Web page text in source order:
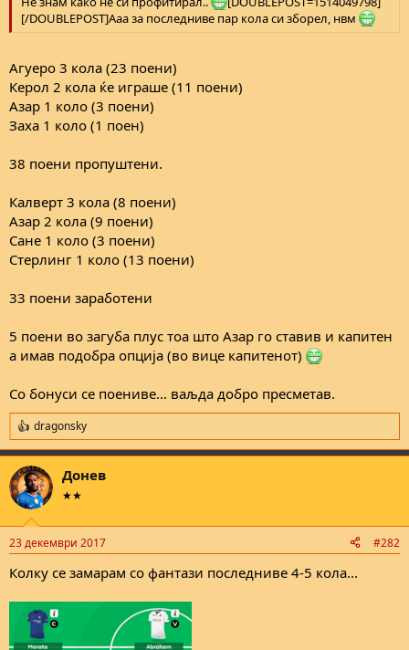
[/DOUBLEPOST]Ааа за последниве пар кола си зборел, нвм
Агуеро 3 кола (23 поени)
Керол 2 кола ќе играше (11 поени)
Азар 1 коло (3 поени)
Заха 1 коло (1 поен)
38 поени пропуштени.
Калверт 3 кола (8 поени)
Азар 2 кола (9 поени)
Сане 1 коло (3 поени)
Стерлинг 1 коло (13 поени)
33 поени заработени
5 поени во загуба плус тоа што Азар го ставив и капитен
а имав подобра опција (во вице капитенот)
Со бонуси се поениве... ваљда добро пресметав.
R
e
a
c
t
i
s
dragonsky
Донев
★★
23 декември 2017 #282
Колку се замарам со фантази последниве 4-5 кола...